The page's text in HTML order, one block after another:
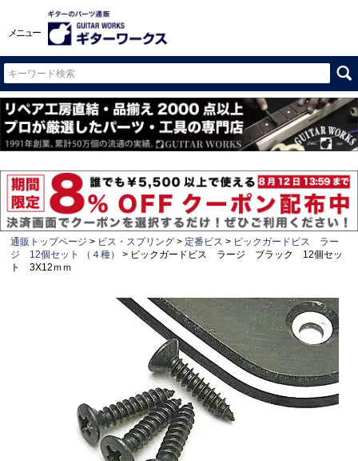
メニュー
通販トップページ ビス・スプリング 定番ビス
ピックガードビス ラー
ジ 12個セット （４種）
ピックガードビス ラージ ブラック 12個セッ
ト 3X12ｍｍ